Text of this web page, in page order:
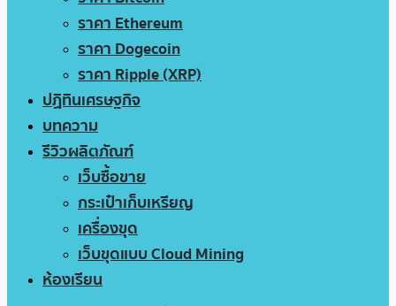
ราคา Ethereum
ราคา Dogecoin
ราคา Ripple (XRP)
ปฏิทินเศรษฐกิจ
บทความ
รีวิวผลิตภัณฑ์
เว็บซื้อขาย
กระเป๋าเก็บเหรียญ
เครื่องขุด
เว็บขุดแบบ Cloud Mining
ห้องเรียน